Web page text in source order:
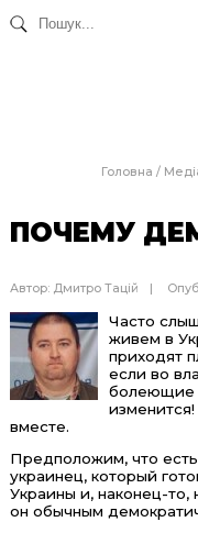
Головна /
ПОЧЕМУ
Автор: Дмитро Тацій
Часто
живем в
приходят
если во
болеющие
вместе.
Предположим, что
украинец, который
Украины и, наконец-то,
он обычным